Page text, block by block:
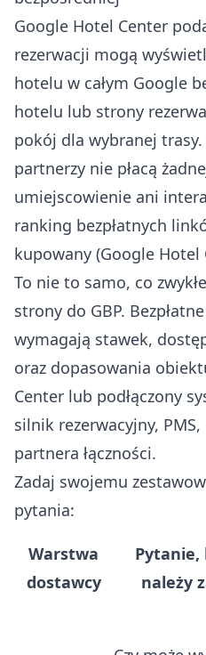
Google Hotel Center
rezerwacji mogą
hotelu w całym Google
hotelu lub strony
pokój dla wybranej
partnerzy nie płacą
umiejscowienie ani
ranking bezpłatnych
kupowany (Google Hotel
To nie to samo, co
strony do GBP.
wymagają stawek,
oraz dopasowania
Center lub podłączony
silnik rezerwacyjny,
partnera łączności.
Zadaj swojemu
pytania:
Warstwa
dostawcy
Pytanie,
należy